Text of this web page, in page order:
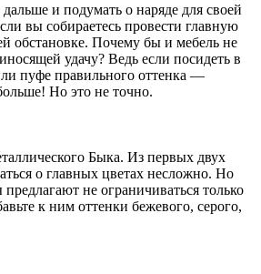
и подумать о наряде для своей
вы собираетесь провести главную
обстановке. Почему бы и мебель не
удачу? Ведь если посидеть в
пуфе правильного оттенка —
Но это не точно.
Быка. Из первых двух
о главных цветах несложно. Но
не ограничиваться только
к ним оттенки бежевого, серого,